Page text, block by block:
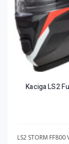
radi dodatne
sigurnost vozača
ima traku koja
polistiren
VENTILACIONI
Ventilacija
Kaciga LS2
LS2 STORM